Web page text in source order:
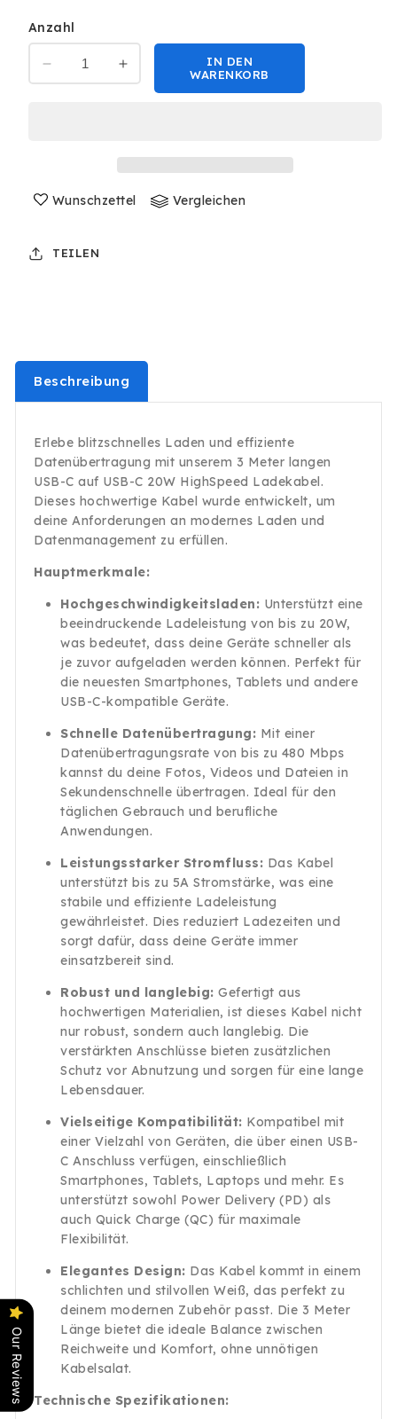
Anzahl
Verringere
die
auf
20W
Erhöhe
die
auf
IN DEN
WARENKORB
Wunschzettel Vergleichen
TEILEN
Beschreibung
Erlebe blitzschnelles Laden und effiziente
Datenübertragung mit unserem 3 Meter langen
USB-C auf USB-C 20W HighSpeed Ladekabel.
Dieses hochwertige Kabel wurde entwickelt, um
deine Anforderungen an modernes Laden und
Datenmanagement zu erfüllen.
Hauptmerkmale:
Hochgeschwindigkeitsladen: Unterstützt eine
beeindruckende Ladeleistung von bis zu 20W,
was bedeutet, dass deine Geräte schneller als
je zuvor aufgeladen werden können. Perfekt für
die neuesten Smartphones, Tablets und andere
USB-C-kompatible Geräte.
Schnelle Datenübertragung: Mit einer
Datenübertragungsrate von bis zu 480 Mbps
kannst du deine Fotos, Videos und Dateien in
Sekundenschnelle übertragen. Ideal für den
täglichen Gebrauch und berufliche
Anwendungen.
Leistungsstarker Stromfluss: Das Kabel
unterstützt bis zu 5A Stromstärke, was eine
stabile und effiziente Ladeleistung
gewährleistet. Dies reduziert Ladezeiten und
sorgt dafür, dass deine Geräte immer
einsatzbereit sind.
Robust und langlebig: Gefertigt aus
hochwertigen Materialien, ist dieses Kabel nicht
nur robust, sondern auch langlebig. Die
verstärkten Anschlüsse bieten zusätzlichen
Schutz vor Abnutzung und sorgen für eine lange
Lebensdauer.
Vielseitige Kompatibilität: Kompatibel mit
einer Vielzahl von Geräten, die über einen USB-
C Anschluss verfügen, einschließlich
Smartphones, Tablets, Laptops und mehr. Es
unterstützt sowohl Power Delivery (PD) als
auch Quick Charge (QC) für maximale
Flexibilität.
Elegantes Design: Das Kabel kommt in einem
schlichten und stilvollen Weiß, das perfekt zu
deinem modernen Zubehör passt. Die 3 Meter
Länge bietet die ideale Balance zwischen
Reichweite und Komfort, ohne unnötigen
Kabelsalat.
Technische Spezifikationen:
Our Reviews